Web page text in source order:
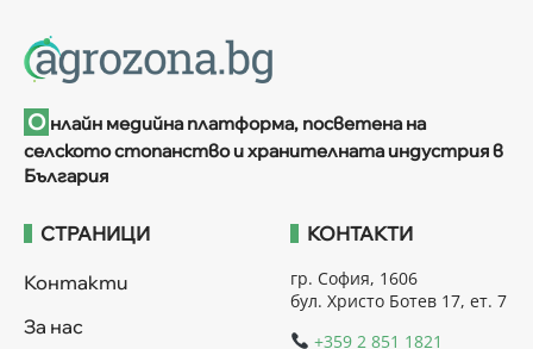
О нлайн медийна платформа, посветена на
селското стопанство и хранителната индустрия в
България
СТРАНИЦИ
Контакти
За нас
КОНТАКТИ
гр. София, 1606
бул. Христо Ботев 17, ет. 7
+359 2 851 1821